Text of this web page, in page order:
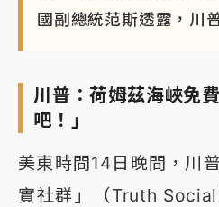
國副總統范斯透露，川
川普：荷姆茲海峽免
吧！」
美東時間14日晚間，川
實社群」（Truth